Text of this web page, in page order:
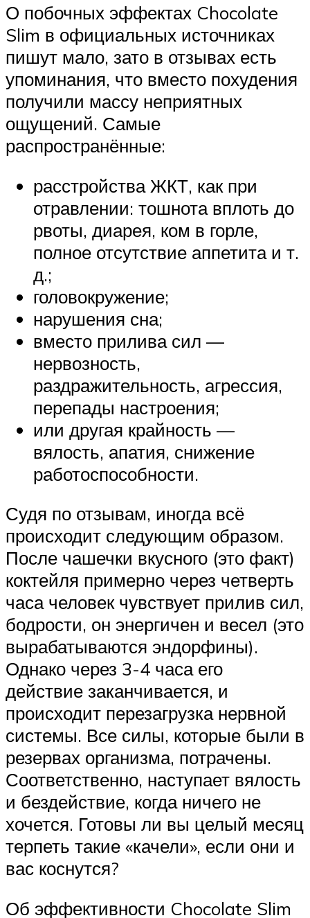
О побочных эффектах Chocolate
Slim в официальных источниках
пишут мало, зато в отзывах есть
упоминания, что вместо похудения
получили массу неприятных
ощущений. Самые
распространённые:
расстройства ЖКТ, как при
отравлении: тошнота вплоть до
рвоты, диарея, ком в горле,
полное отсутствие аппетита и т.
д.;
головокружение;
нарушения сна;
вместо прилива сил —
нервозность,
раздражительность, агрессия,
перепады настроения;
или другая крайность —
вялость, апатия, снижение
работоспособности.
Судя по отзывам, иногда всё
происходит следующим образом.
После чашечки вкусного (это факт)
коктейля примерно через четверть
часа человек чувствует прилив сил,
бодрости, он энергичен и весел (это
вырабатываются эндорфины).
Однако через 3-4 часа его
действие заканчивается, и
происходит перезагрузка нервной
системы. Все силы, которые были в
резервах организма, потрачены.
Соответственно, наступает вялость
и бездействие, когда ничего не
хочется. Готовы ли вы целый месяц
терпеть такие «качели», если они и
вас коснутся?
Об эффективности Chocolate Slim